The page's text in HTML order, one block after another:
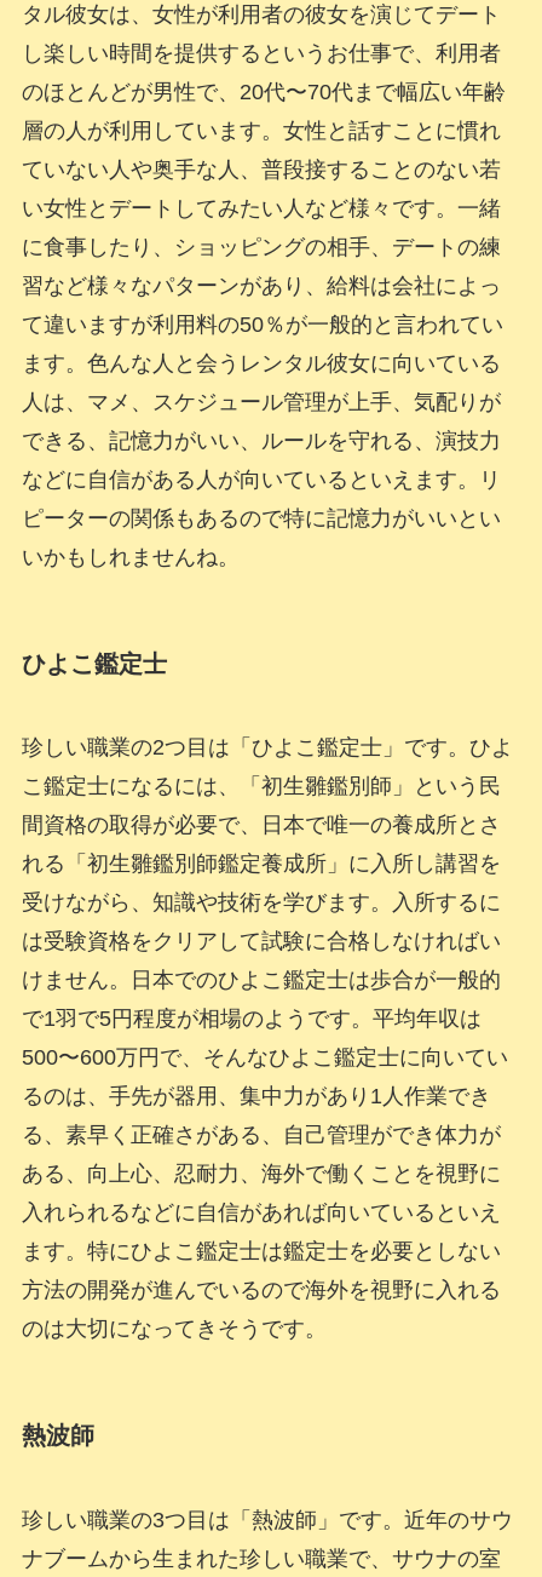
タル彼女は、女性が利用者の彼女を演じてデート
し楽しい時間を提供するというお仕事で、利用者
のほとんどが男性で、20代〜70代まで幅広い年齢
層の人が利用しています。女性と話すことに慣れ
ていない人や奥手な人、普段接することのない若
い女性とデートしてみたい人など様々です。一緒
に食事したり、ショッピングの相手、デートの練
習など様々なパターンがあり、給料は会社によっ
て違いますが利用料の50％が一般的と言われてい
ます。色んな人と会うレンタル彼女に向いている
人は、マメ、スケジュール管理が上手、気配りが
できる、記憶力がいい、ルールを守れる、演技力
などに自信がある人が向いているといえます。リ
ピーターの関係もあるので特に記憶力がいいとい
いかもしれませんね。
ひよこ鑑定士
珍しい職業の2つ目は「ひよこ鑑定士」です。ひよ
こ鑑定士になるには、「初生雛鑑別師」という民
間資格の取得が必要で、日本で唯一の養成所とさ
れる「初生雛鑑別師鑑定養成所」に入所し講習を
受けながら、知識や技術を学びます。入所するに
は受験資格をクリアして試験に合格しなければい
けません。日本でのひよこ鑑定士は歩合が一般的
で1羽で5円程度が相場のようです。平均年収は
500〜600万円で、そんなひよこ鑑定士に向いてい
るのは、手先が器用、集中力があり1人作業でき
る、素早く正確さがある、自己管理ができ体力が
ある、向上心、忍耐力、海外で働くことを視野に
入れられるなどに自信があれば向いているといえ
ます。特にひよこ鑑定士は鑑定士を必要としない
方法の開発が進んでいるので海外を視野に入れる
のは大切になってきそうです。
熱波師
珍しい職業の3つ目は「熱波師」です。近年のサウ
ナブームから生まれた珍しい職業で、サウナの室